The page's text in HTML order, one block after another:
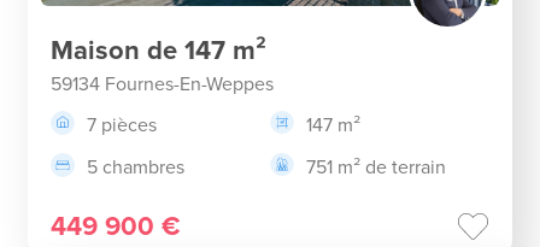
Maison de 147 m²
59134 Fournes-En-Weppes
7 pièces
147 m²
5 chambres
751 m² de terrain
449 900 €